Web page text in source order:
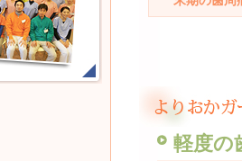
軽度の